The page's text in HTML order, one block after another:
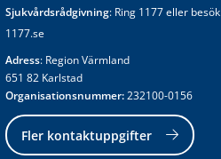
Sjukvårdsrådgivning: Ring 1177 eller besök
1177.se
Adress: Region Värmland
651 82 Karlstad
Organisationsnummer: 232100-0156
Fler kontaktuppgifter